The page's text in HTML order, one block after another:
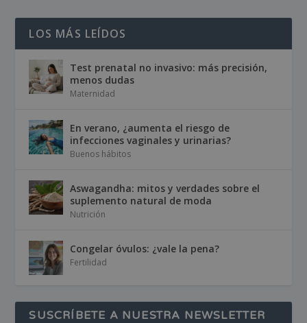
LOS MÁS LEÍDOS
Test prenatal no invasivo: más precisión,
menos dudas
Maternidad
En verano, ¿aumenta el riesgo de
infecciones vaginales y urinarias?
Buenos hábitos
Aswagandha: mitos y verdades sobre el
suplemento natural de moda
Nutrición
Congelar óvulos: ¿vale la pena?
Fertilidad
SUSCRÍBETE A NUESTRA NEWSLETTER